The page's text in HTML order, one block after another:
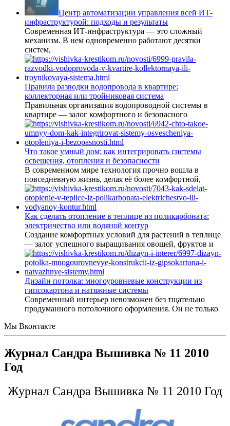
Центр автоматизации управления всей ИТ-
инфраструктурой: подходы и результаты
Современная ИТ-инфраструктура — это сложный
механизм. В нем одновременно работают десятки
систем,
Правила разводки водопровода в квартире:
коллекторная или тройниковая система
Правильная организация водопроводной системы в
квартире — залог комфортного и безопасного
Что такое умный дом: как интегрировать системы
освещения, отопления и безопасности
В современном мире технология прочно вошла в
повседневную жизнь, делая её более комфортной,
Как сделать отопление в теплице из поликарбоната:
электричество или водяной контур
Создание комфортных условий для растений в теплице
— залог успешного выращивания овощей, фруктов и
Дизайн потолка: многоуровневые конструкции из
гипсокартона и натяжные системы
Современный интерьер невозможен без тщательно
продуманного потолочного оформления. Он не только
Мы Вконтакте
Журнал Сандра Вышивка № 11 2010
Год
Журнал Сандра Вышивка № 11 2010 Год